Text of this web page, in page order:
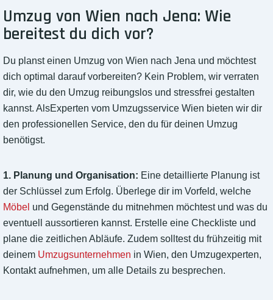
Umzug von Wien nach Jena: Wie
bereitest du dich vor?
Du planst einen Umzug von Wien nach Jena und möchtest
dich optimal darauf vorbereiten? Kein Problem, wir verraten
dir, wie du den Umzug reibungslos und stressfrei gestalten
kannst. AlsExperten vom Umzugsservice Wien bieten wir dir
den professionellen Service, den du für deinen Umzug
benötigst.
1. Planung und Organisation: Eine detaillierte Planung ist
der Schlüssel zum Erfolg. Überlege dir im Vorfeld, welche
Möbel und Gegenstände du mitnehmen möchtest und was du
eventuell aussortieren kannst. Erstelle eine Checkliste und
plane die zeitlichen Abläufe. Zudem solltest du frühzeitig mit
deinem Umzugsunternehmen in Wien, den Umzugexperten,
Kontakt aufnehmen, um alle Details zu besprechen.